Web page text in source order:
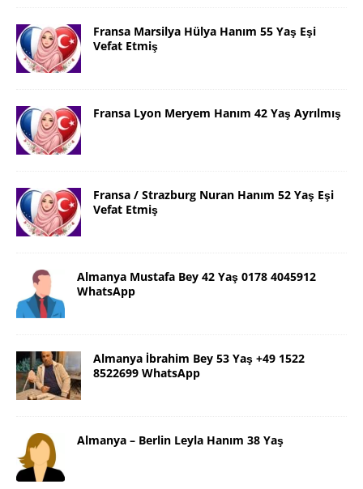
Fransa Marsilya Hülya Hanım 55 Yaş Eşi
Vefat Etmiş
Fransa Lyon Meryem Hanım 42 Yaş Ayrılmış
Fransa / Strazburg Nuran Hanım 52 Yaş Eşi
Vefat Etmiş
Almanya Mustafa Bey 42 Yaş 0178 4045912
WhatsApp
Almanya İbrahim Bey 53 Yaş +49 1522
8522699 WhatsApp
Almanya – Berlin Leyla Hanım 38 Yaş